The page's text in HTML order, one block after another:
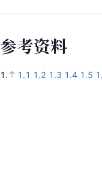
参考资料
1. 1.1 1.2 1.3 1.4 1.5